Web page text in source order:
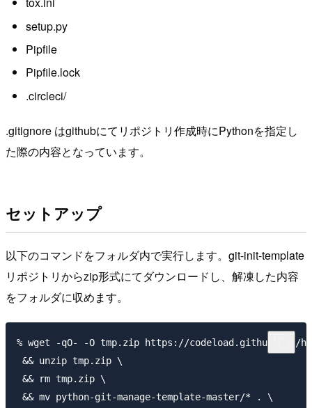
setup.py
Pipfile
Pipfile.lock
.circleci/
.gitignore はgithubにてリポジトリ作成時にPythonを指定し
た際の内容となっています。
セットアップ
以下のコマンドをフォルダ内で実行します。git-init-template
リポジトリからzip形式にてダウンロードし、解凍した内容
をフォルダに収めます。
% wget -qO- -O tmp.zip https://codeload.github.com/
&& unzip tmp.zip \
&& rm tmp.zip \
&& mv python-git-manage-template-master/* . \